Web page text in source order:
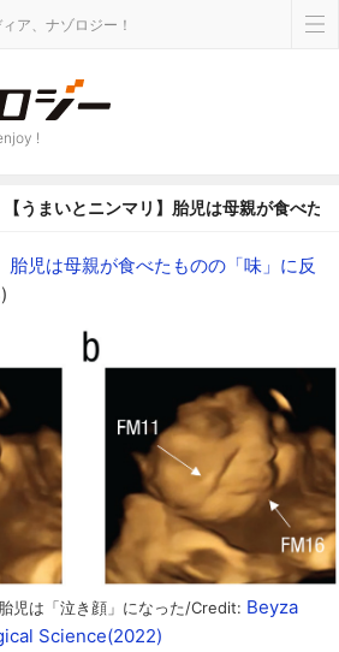
ア、ナゾロジー！
!
【うまいとニンマリ】胎児は母親が食べた
胎児は母親が食べたものの「味」に反
児は「泣き顔」になった/Credit: Beyza
Science(2022)